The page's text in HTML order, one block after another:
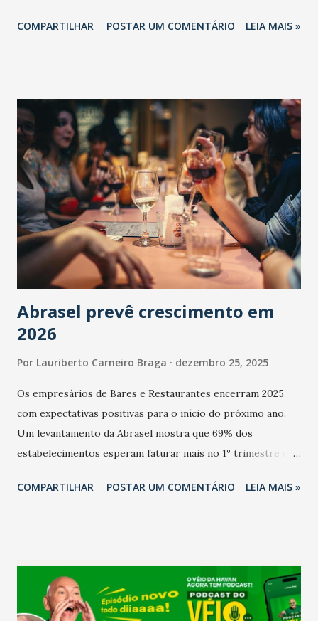
COMPARTILHAR POSTAR UM COMENTÁRIO LEIA MAIS »
Abrasel prevê crescimento em
2026
Por Lauriberto Carneiro Braga dezembro 25, 2025
Os empresários de Bares e Restaurantes encerram 2025
com expectativas positivas para o início do próximo ano.
Um levantamento da Abrasel mostra que 69% dos
estabelecimentos esperam faturar mais no 1º trimestre de
relação ao último trimestre deste ano, 56% também
confraternizações de fim de ano e pelo pagamento do 13º
Salário para um número maior de trabalhadores, já que o
país tem a menor taxa de desemprego dos anos recentes.
COMPARTILHAR POSTAR UM COMENTÁRIO LEIA MAIS »